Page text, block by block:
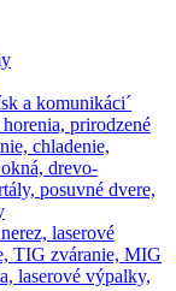
a komunikáci´
prirodzené
chladenie,
drevo-
posuvné dvere,
laserové
TIG zváranie, MIG
laserové výpalky,